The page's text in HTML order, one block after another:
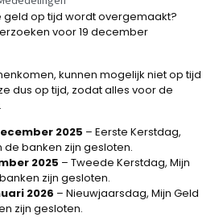
geld op tijd wordt overgemaakt?
voor 19 december
kunnen mogelijk niet op tijd
dus op tijd, zodat alles voor de
2025 – Eerste Kerstdag,
de banken zijn gesloten.
2025 – Tweede Kerstdag, Mijn
zijn gesloten.
2026 – Nieuwjaarsdag, Mijn Geld
zijn gesloten.